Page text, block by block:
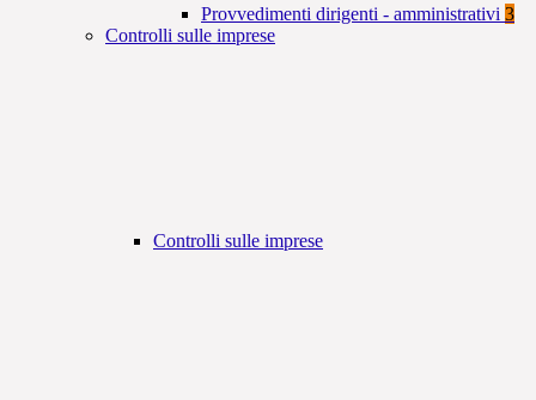
Provvedimenti dirigenti - amministrativi 3
Controlli sulle imprese
Controlli sulle imprese